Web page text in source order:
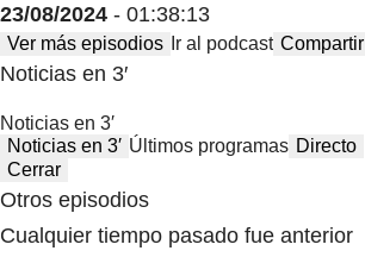
23/08/2024 - 01:38:13
Ver más episodios Ir al podcast Compartir
Noticias en 3′
Noticias en 3′
Noticias en 3′ Últimos programas Directo
Cerrar
Otros episodios
Cualquier tiempo pasado fue anterior